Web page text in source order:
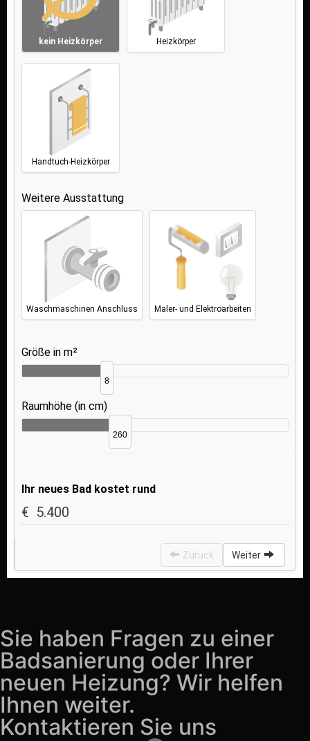
Sie haben Fragen zu einer
Badsanierung oder Ihrer
neuen Heizung? Wir helfen
Ihnen weiter.
Kontaktieren Sie uns